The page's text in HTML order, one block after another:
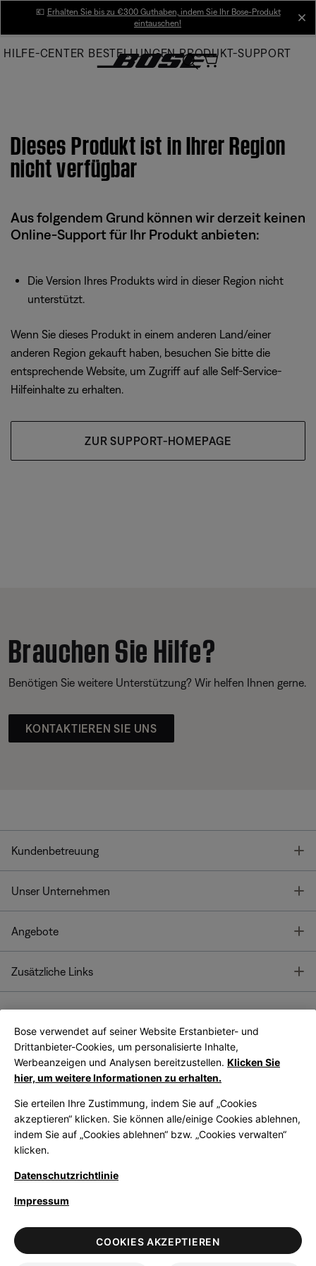
Main
💶 Erhalten Sie bis zu €300 Guthaben, indem Sie Ihr Bose-Produkt
eintauschen!
HILFE-CENTER BESTELLUNGEN PRODUKT-SUPPORT
Dieses Produkt ist in Ihrer Region
nicht verfügbar
Aus folgendem Grund können wir derzeit keinen
Online-Support für Ihr Produkt anbieten:
Die Version Ihres Produkts wird in dieser Region nicht
unterstützt.
Wenn Sie dieses Produkt in einem anderen Land/einer
anderen Region gekauft haben, besuchen Sie bitte die
entsprechende Website, um Zugriff auf alle Self-Service-
Hilfeinhalte zu erhalten.
ZUR SUPPORT-HOMEPAGE
Brauchen Sie Hilfe?
Benötigen Sie weitere Unterstützung? Wir helfen Ihnen gerne.
KONTAKTIEREN SIE UNS
Kundenbetreuung
Unser Unternehmen
Angebote
Zusätzliche Links
Bose App
Bose Connect
App
LegalDatenschutzrichtlinieZugänglichkeitHinweis zu Cookies
VerkaufsbedingungenNutzungsbedingungen
Bose verwendet auf seiner Website Erstanbieter- und
Drittanbieter-Cookies, um personalisierte Inhalte,
Werbeanzeigen und Analysen bereitzustellen. Klicken Sie
hier, um weitere Informationen zu erhalten.
Sie erteilen Ihre Zustimmung, indem Sie auf „Cookies
akzeptieren“ klicken. Sie können alle/einige Cookies ablehnen,
indem Sie auf „Cookies ablehnen“ bzw. „Cookies verwalten“
klicken.
Datenschutzrichtlinie
Impressum
COOKIES AKZEPTIEREN